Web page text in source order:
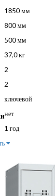
1850 мм
800 мм
500 мм
37,0 кг
2
2
ключевой
нет
1 год